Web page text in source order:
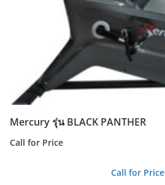
Mercury รุ่น BLACK PANTHER
Call for Price
Call for Price